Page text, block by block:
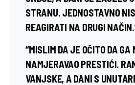
STRANU. JEDNOSTAVNO
REAGIRATI NA DRUGI
“MISLIM DA JE OČITO DA GA
NAMJERAVAO PRESTIĆI.
VANJSKE, A DANI S